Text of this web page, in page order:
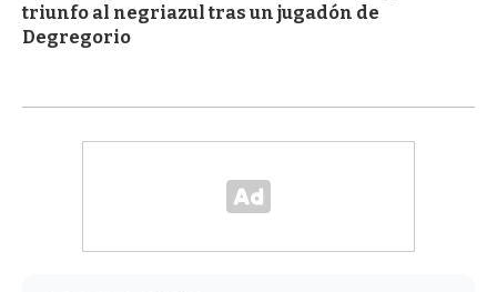
triunfo al negriazul tras un jugadón de
Degregorio